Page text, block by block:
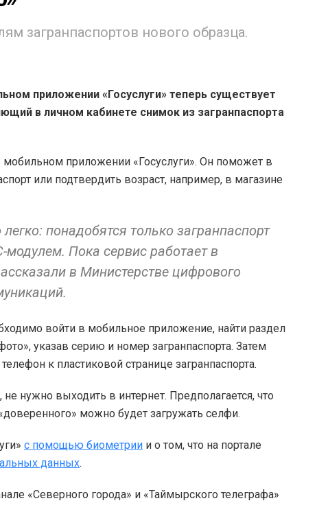
загранпаспортов нового образца.
приложении «Госуслуги» теперь существует
в личном кабинете снимок из загранпаспорта
приложении «Госуслуги». Он поможет в
или подтвердить возраст, например, в магазине
понадобятся только загранпаспорт
модулем. Пока сервис работает в
в Министерстве цифрового
войти в мобильное приложение, найти раздел
указав серию и номер загранпаспорта. Затем
к пластиковой странице загранпаспорта.
нужно выходить в интернет. Предполагается, что
можно будет загружать селфи.
с помощью биометрии и о том, что на портале
данных.
«Северного города» и «Таймырского телеграфа»